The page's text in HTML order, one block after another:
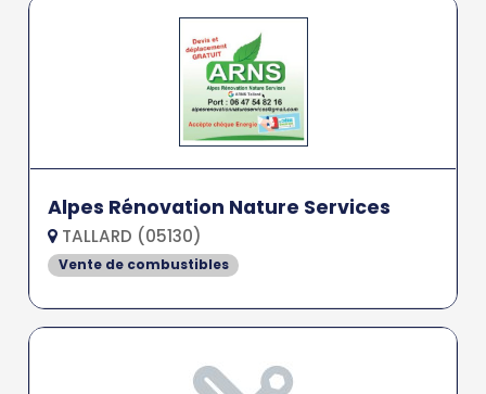
Alpes Rénovation Nature Services
TALLARD (05130)
Vente de combustibles